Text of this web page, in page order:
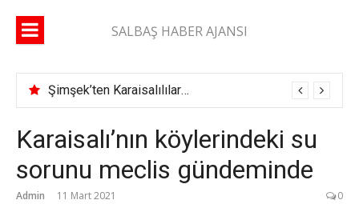
SALBAŞ HABER AJANSI
Şimşek’ten Karaisalılılara çağrı: “Yüzde 10’unuz gelse daha çok çok hizmet alırız”
Karaisalı’nın köylerindeki su
sorunu meclis gündeminde
Admin 11 Mart 2021 0